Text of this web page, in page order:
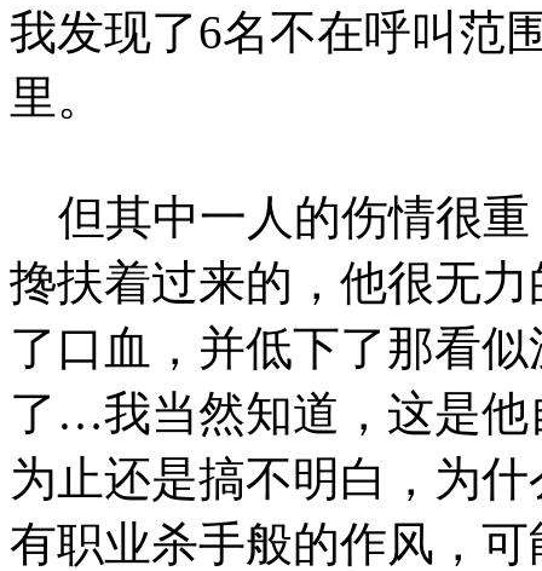
我发现了6名不在呼叫范
里。
但其中一人的伤情很重
搀扶着过来的，他很无
了口血，并低下了那看
了…我当然知道，这是他
为止还是搞不明白，为
有职业杀手般的作风，